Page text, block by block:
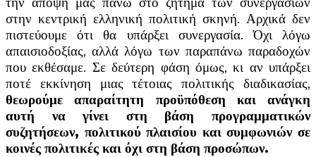
στην κεντρική ελληνική πολιτική σκηνή. Αρχικά δεν
πιστεύουμε ότι θα υπάρξει συνεργασία. Όχι λόγω
απαισιοδοξίας, αλλά λόγω των παραπάνω παραδοχών
που εκθέσαμε. Σε δεύτερη φάση όμως, κι αν υπάρξει
ποτέ εκκίνηση μιας τέτοιας πολιτικής διαδικασίας,
θεωρούμε απαραίτητη προϋπόθεση και ανάγκη
αυτή να γίνει στη βάση προγραμματικών
συζητήσεων, πολιτικού πλαισίου και συμφωνιών σε
κοινές πολιτικές και όχι στη βάση προσώπων.